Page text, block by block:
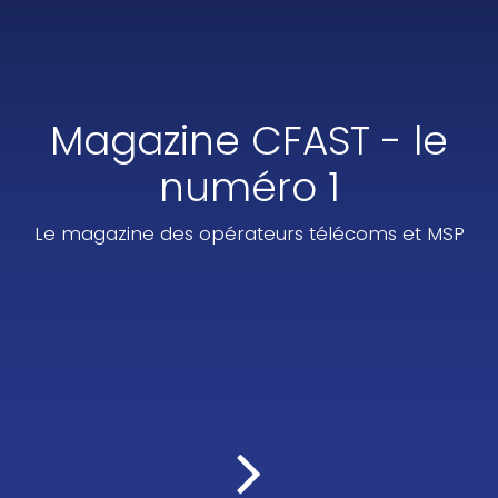
Magazine CFAST - le
numéro 1
Le magazine des opérateurs télécoms et MSP